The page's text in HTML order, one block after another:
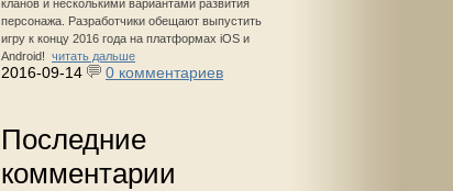
кланов и несколькими вариантами развития
персонажа. Разработчики обещают выпустить
игру к концу 2016 года на платформах iOS и
Android! читать дальше
2016-09-14 0 комментариев
Последние
комментарии